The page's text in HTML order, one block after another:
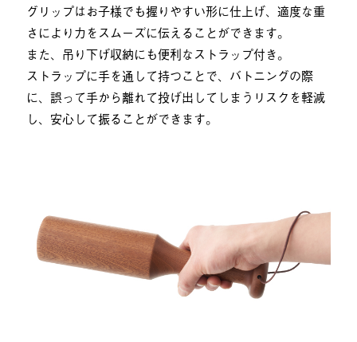
グリップはお子様でも握りやすい形に仕上げ、適度な重
さにより力をスムーズに伝えることができます。
また、吊り下げ収納にも便利なストラップ付き。
ストラップに手を通して持つことで、バトニングの際
に、誤って手から離れて投げ出してしまうリスクを軽減
し、安心して振ることができます。